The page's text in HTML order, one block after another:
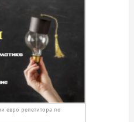
евро репетитора по